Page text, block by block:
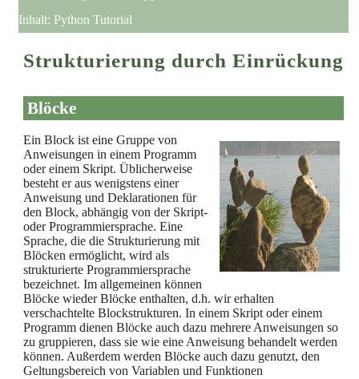
Inhalt: Python Tutorial
Strukturierung durch Einrückung
Blöcke
Ein Block ist eine Gruppe von
Anweisungen in einem Programm
oder einem Skript. Üblicherweise
besteht er aus wenigstens einer
Anweisung und Deklarationen für
den Block, abhängig von der Skript-
oder Programmiersprache. Eine
Sprache, die die Strukturierung mit
Blöcken ermöglicht, wird als
strukturierte Programmiersprache
bezeichnet. Im allgemeinen können
Blöcke wieder Blöcke enthalten, d.h. wir erhalten
verschachtelte Blockstrukturen. In einem Skript oder einem
Programm dienen Blöcke auch dazu mehrere Anweisungen so
zu gruppieren, dass sie wie eine Anweisung behandelt werden
können. Außerdem werden Blöcke auch dazu genutzt, den
Geltungsbereich von Variablen und Funktionen